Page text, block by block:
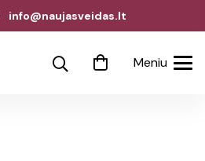
info@naujasveidas.lt
Meniu